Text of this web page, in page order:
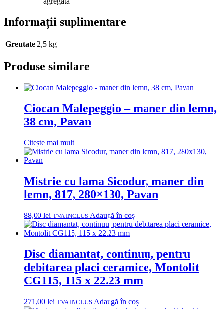
Informații suplimentare
Greutate 2,5 kg
Produse similare
Ciocan Malepeggio – maner din lemn,
38 cm, Pavan
Citește mai mult
Mistrie cu lama Sicodur, maner din
lemn, 817, 280×130, Pavan
88,00 lei TVA INCLUS Adaugă în coș
Disc diamantat, continuu, pentru
debitarea placi ceramice, Montolit
CG115, 115 x 22.23 mm
271,00 lei TVA INCLUS Adaugă în coș